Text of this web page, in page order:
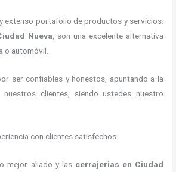
extenso portafolio de productos y servicios.
Nueva , son una excelente alternativa
o automóvil.
ser confiables y honestos, apuntando a la
clientes, siendo ustedes nuestro
con clientes satisfechos.
mejor aliado y las cerrajerias en Ciudad